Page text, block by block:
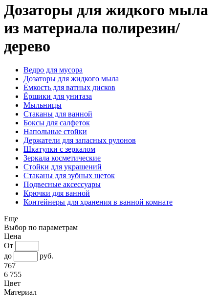
Дозаторы для жидкого мыла
из материала полирезин/
дерево
Ведро для мусора
Дозаторы для жидкого мыла
Ёмкость для ватных дисков
Ёршики для унитаза
Мыльницы
Стаканы для ванной
Боксы для салфеток
Напольные стойки
Держатели для запасных рулонов
Шкатулки с зеркалом
Зеркала косметические
Стойки для украшений
Стаканы для зубных щеток
Подвесные аксессуары
Крючки для ванной
Контейнеры для хранения в ванной комнате
Еще
Выбор по параметрам
Цена
От
до
руб.
767
6 755
Цвет
Материал